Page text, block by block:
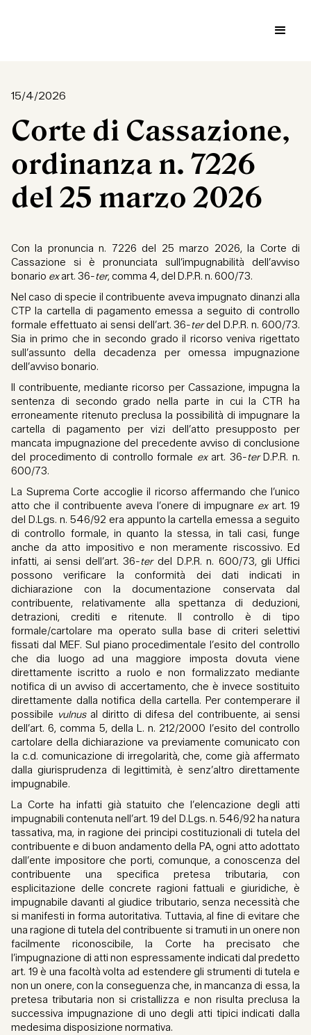
15/4/2026
Corte di Cassazione,
ordinanza n. 7226
del 25 marzo 2026
Con la pronuncia n. 7226 del 25 marzo 2026, la Corte di
Cassazione si è pronunciata sull’impugnabilità dell’avviso
bonario exart. 36-ter, comma 4, del D.P.R. n. 600/73.
Nel caso di specie il contribuente aveva impugnato dinanzi alla
CTP la cartella di pagamento emessa a seguito di controllo
formale effettuato ai sensi dell’art. 36-terdel D.P.R. n. 600/73.
Sia in primo che in secondo grado il ricorso veniva rigettato
sull’assunto della decadenza per omessa impugnazione
dell’avviso bonario.
Il contribuente, mediante ricorso per Cassazione, impugna la
sentenza di secondo grado nella parte in cui la CTR ha
erroneamente ritenuto preclusa la possibilità di impugnare la
cartella di pagamento per vizi dell’atto presupposto per
mancata impugnazione del precedente avviso di conclusione
del procedimento di controllo formale exart. 36-terD.P.R. n.
600/73.
La Suprema Corte accoglie il ricorso affermando che l’unico
atto che il contribuente aveva l’onere di impugnare exart. 19
del D.Lgs. n. 546/92 era appunto la cartella emessa a seguito
di controllo formale, in quanto la stessa, in tali casi, funge
anche da atto impositivo e non meramente riscossivo. Ed
infatti, ai sensi dell’art. 36-terdel D.P.R. n. 600/73, gli Uffici
possono verificare la conformità dei dati indicati in
dichiarazione con la documentazione conservata dal
contribuente, relativamente alla spettanza di deduzioni,
detrazioni, crediti e ritenute. Il controllo è di tipo
formale/cartolare ma operato sulla base di criteri selettivi
fissati dal MEF. Sul piano procedimentale l’esito del controllo
che dia luogo ad una maggiore imposta dovuta viene
direttamente iscritto a ruolo e non formalizzato mediante
notifica di un avviso di accertamento, che è invece sostituito
direttamente dalla notifica della cartella. Per contemperare il
possibile vulnusal diritto di difesa del contribuente, ai sensi
dell’art. 6, comma 5, della L. n. 212/2000 l’esito del controllo
cartolare della dichiarazione va previamente comunicato con
la c.d. comunicazione di irregolarità, che, come già affermato
dalla giurisprudenza di legittimità, è senz’altro direttamente
impugnabile.
La Corte ha infatti già statuito che l’elencazione degli atti
impugnabili contenuta nell’art. 19 del D.Lgs. n. 546/92 ha natura
tassativa, ma, in ragione dei principi costituzionali di tutela del
contribuente e di buon andamento della PA, ogni atto adottato
dall’ente impositore che porti, comunque, a conoscenza del
contribuente una specifica pretesa tributaria, con
esplicitazione delle concrete ragioni fattuali e giuridiche, è
impugnabile davanti al giudice tributario, senza necessità che
si manifesti in forma autoritativa. Tuttavia, al fine di evitare che
una ragione di tutela del contribuente si tramuti in un onere non
facilmente riconoscibile, la Corte ha precisato che
l’impugnazione di atti non espressamente indicati dal predetto
art. 19 è una facoltà volta ad estendere gli strumenti di tutela e
non un onere, con la conseguenza che, in mancanza di essa, la
pretesa tributaria non si cristallizza e non risulta preclusa la
successiva impugnazione di uno degli atti tipici indicati dalla
medesima disposizione normativa.